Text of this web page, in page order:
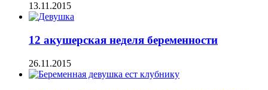
13.11.2015
12 акушерская неделя беременности
26.11.2015